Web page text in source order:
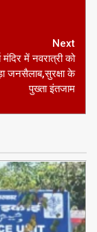
Next
मंदिर में नवरात्री को
जनसैलाब,सुरक्षा के
पुख्ता इंतजाम